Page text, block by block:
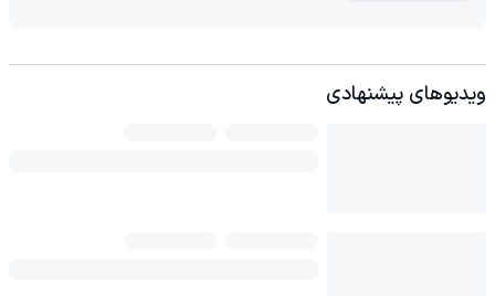
ویدیوهای پیشنهادی